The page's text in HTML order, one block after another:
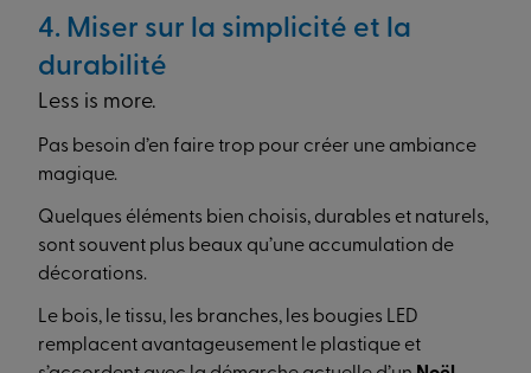
4. Miser sur la simplicité et la
durabilité
Less is more.
Pas besoin d’en faire trop pour créer une ambiance
magique.
Quelques éléments bien choisis, durables et naturels,
sont souvent plus beaux qu’une accumulation de
décorations.
Le bois, le tissu, les branches, les bougies LED
remplacent avantageusement le plastique et